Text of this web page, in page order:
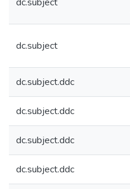
dc.subject
dc.subject.ddc
dc.subject.ddc
dc.subject.ddc
dc.subject.ddc